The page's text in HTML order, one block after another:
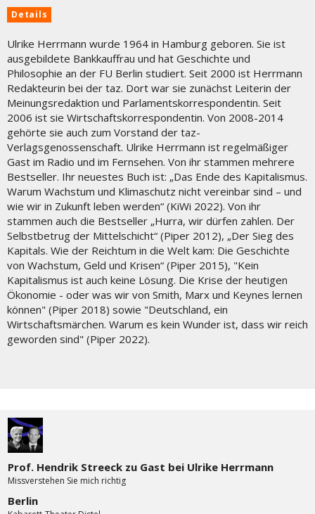
Details
Ulrike Herrmann wurde 1964 in Hamburg geboren. Sie ist
ausgebildete Bankkauffrau und hat Geschichte und
Philosophie an der FU Berlin studiert. Seit 2000 ist Herrmann
Redakteurin bei der taz. Dort war sie zunächst Leiterin der
Meinungsredaktion und Parlamentskorrespondentin. Seit
2006 ist sie Wirtschaftskorrespondentin. Von 2008-2014
gehörte sie auch zum Vorstand der taz-
Verlagsgenossenschaft. Ulrike Herrmann ist regelmäßiger
Gast im Radio und im Fernsehen. Von ihr stammen mehrere
Bestseller. Ihr neuestes Buch ist: „Das Ende des Kapitalismus.
Warum Wachstum und Klimaschutz nicht vereinbar sind – und
wie wir in Zukunft leben werden“ (KiWi 2022). Von ihr
stammen auch die Bestseller „Hurra, wir dürfen zahlen. Der
Selbstbetrug der Mittelschicht“ (Piper 2012), „Der Sieg des
Kapitals. Wie der Reichtum in die Welt kam: Die Geschichte
von Wachstum, Geld und Krisen“ (Piper 2015), "Kein
Kapitalismus ist auch keine Lösung. Die Krise der heutigen
Ökonomie - oder was wir von Smith, Marx und Keynes lernen
können" (Piper 2018) sowie "Deutschland, ein
Wirtschaftsmärchen. Warum es kein Wunder ist, dass wir reich
geworden sind" (Piper 2022).
Prof. Hendrik Streeck zu Gast bei Ulrike Herrmann
Missverstehen Sie mich richtig
Berlin